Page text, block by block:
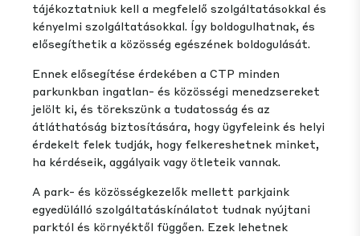
tájékoztatniuk kell a megfelelő szolgáltatásokkal és
kényelmi szolgáltatásokkal. Így boldogulhatnak, és
elősegíthetik a közösség egészének boldogulását.
Ennek elősegítése érdekében a CTP minden
parkunkban ingatlan- és közösségi menedzsereket
jelölt ki, és törekszünk a tudatosság és az
átláthatóság biztosítására, hogy ügyfeleink és helyi
érdekelt felek tudják, hogy felkereshetnek minket,
ha kérdéseik, aggályaik vagy ötleteik vannak.
A park- és közösségkezelők mellett parkjaink
egyedülálló szolgáltatáskínálatot tudnak nyújtani
parktól és környéktől függően. Ezek lehetnek